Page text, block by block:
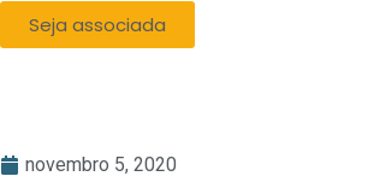
Seja associada
novembro 5, 2020